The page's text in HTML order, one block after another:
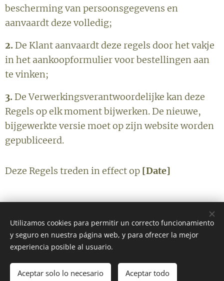
bescherming van persoonsgegevens en
aanvaardt deze volledig;
2. De Klant aanvaardt deze regels door het vakje
in het aankoopformulier voor bestellingen aan
te vinken;
3. De Verwerkingsverantwoordelijke kan deze
Regels op elk moment bijwerken. De nieuwe,
bijgewerkte versie moet op zijn website worden
gepubliceerd.
Deze Regels treden in effect op [Date]
©2025MJ Equine By Céline, alle rechten voorbehouden
Cookies
Idiomas
Nederlands
English Español
Utilizamos cookies para permitir un correcto funcionamiento
y seguro en nuestra página web, y para ofrecer la mejor
experiencia posible al usuario.
Aceptar solo lo necesario Aceptar todo